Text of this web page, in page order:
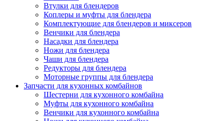
Втулки для блендеров
Коплеры и муфты для блендера
Комплектующие для блендеров и миксеров
Венчики для блендера
Насадки для блендера
Ножи для блендера
Чаши для блендера
Редукторы для блендера
Моторные группы для блендера
Запчасти для кухонных комбайнов
Шестерни для кухонного комбайна
Муфты для кухонного комбайна
Венчики для кухонного комбайна